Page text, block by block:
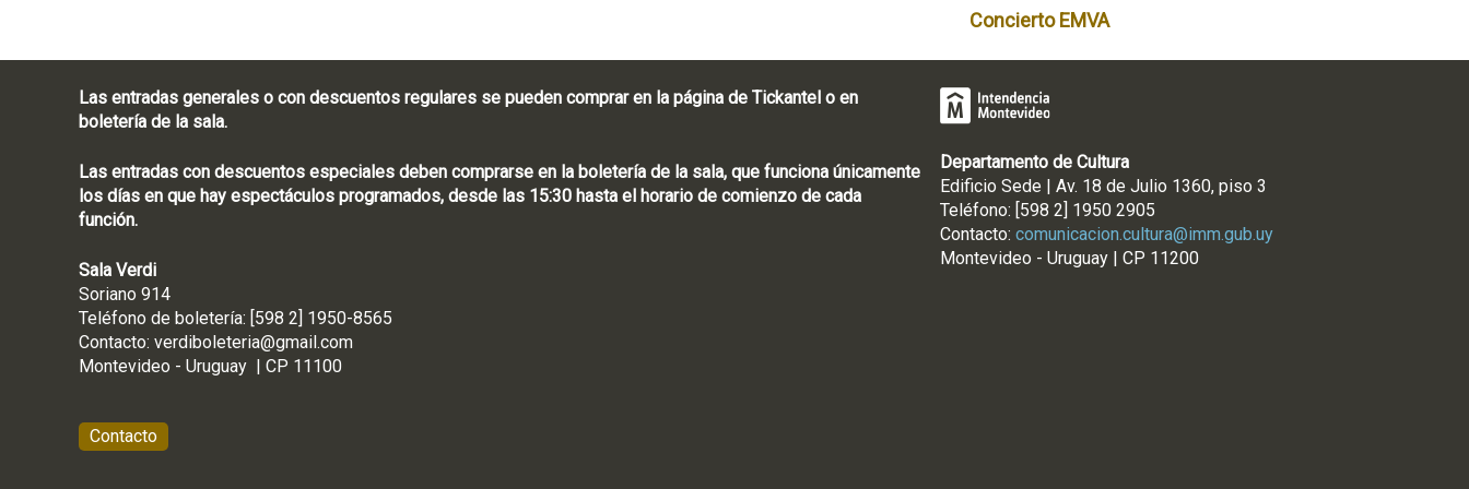
Concierto EMVA
Las entradas generales o con descuentos regulares se pueden comprar en la página de Tickantel o en
boletería de la sala.
Las entradas con descuentos especiales deben comprarse en la boletería de la sala, que funciona únicamente
los días en que hay espectáculos programados, desde las 15:30 hasta el horario de comienzo de cada
función.
Sala Verdi
Soriano 914
Teléfono de boletería: [598 2] 1950-8565
Contacto: verdiboleteria@gmail.com
Montevideo - Uruguay | CP 11100
Contacto
Departamento de Cultura
Edificio Sede | Av. 18 de Julio 1360, piso 3
Teléfono: [598 2] 1950 2905
Contacto: comunicacion.cultura@imm.gub.uy
Montevideo - Uruguay | CP 11200